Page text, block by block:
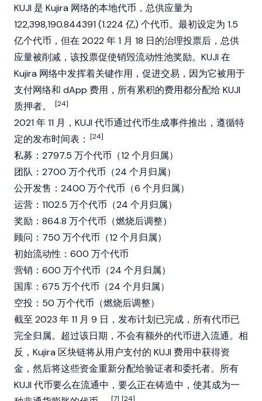
KUJI 是 Kujira 网络的本地代币，总供应量为
122,398,190.844391 (1.224 亿) 个代币。最初设定为 1.5
亿个代币，但在 2022 年 1 月 18 日的治理投票后，总供
应量被削减，该投票促使销毁流动性池奖励。KUJI 在
Kujira 网络中发挥着关键作用，促进交易，因为它被用于
支付网络和 dApp 费用，所有累积的费用都分配给 KUJI
质押者。
[24]
2021 年 11 月，KUJI 代币通过代币生成事件推出，遵循特
定的发布时间表： [24]
私募：2797.5 万个代币（12 个月归属）
团队：2700 万个代币（24 个月归属）
公开发售：2400 万个代币（6 个月归属）
运营：1102.5 万个代币（24 个月归属）
奖励：864.8 万个代币（燃烧后调整）
顾问：750 万个代币（12 个月归属）
初始流动性：600 万个代币
营销：600 万个代币（24 个月归属）
国库：675 万个代币（24 个月归属）
空投：50 万个代币（燃烧后调整）
截至 2023 年 11 月 9 日，发布计划已完成，所有代币已
完全归属。超过该日期，不会有额外的代币进入流通。相
反，Kujira 区块链将从用户支付的 KUJI 费用中获得资
金，然后将这些资金重新分配给验证者和委托者。所有
KUJI 代币要么在流通中，要么正在铸造中，使其成为一
[7] [24]